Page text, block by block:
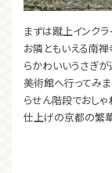
まずは蹴上インク
お隣ともいえる南
らかわいいうさぎ
美術館へ行ってみま
らせん階段でおしゃ
仕上げの京都の繁